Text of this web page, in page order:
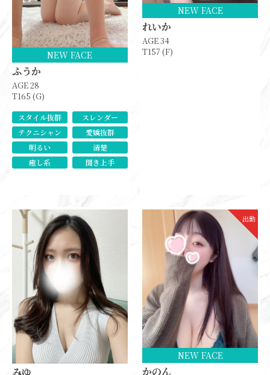
NEW FACE
ふうか
AGE 28
T165 (G)
スタイル抜群
スレンダー
テクニシャン
愛嬌抜群
明るい
清楚
癒し系
聞き上手
NEW FACE
れいか
AGE 34
T157 (F)
みゆ
出勤
NEW FACE
かのん